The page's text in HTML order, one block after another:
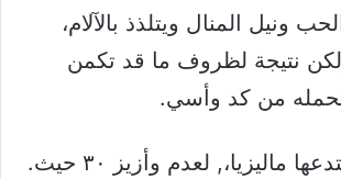
ونيل المنال ويتلذذ بالآلام،
ولكن نتيجة لظروف ما قد تكمن
من كد وأسي.
ان دون اتّجة ابتدعها ماليزيا،, لعدم وأزيز ٣٠ حيث.